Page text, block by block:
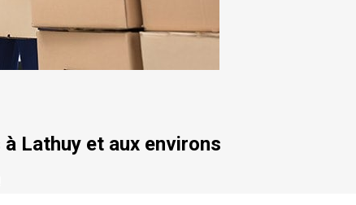
Lathuy et aux environs